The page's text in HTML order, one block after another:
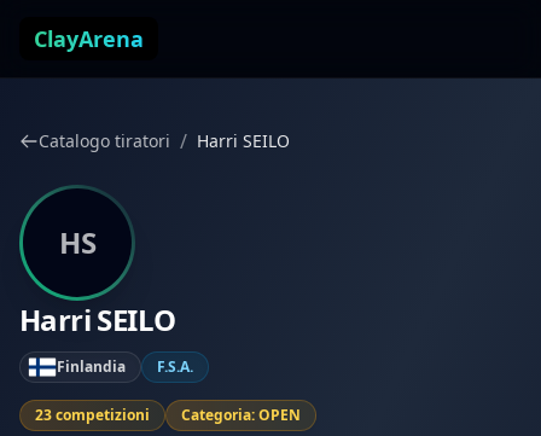
ClayArena
Catalogo tiratori / Harri SEILO
HS
Harri SEILO
Finlandia F.S.A.
23 competizioni Categoria: OPEN